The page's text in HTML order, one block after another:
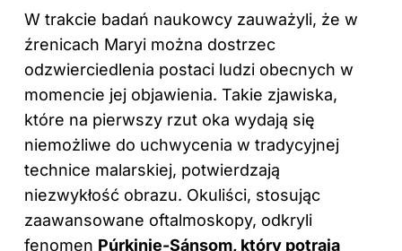
W trakcie badań naukowcy zauważyli, że w
źrenicach Maryi można dostrzec
odzwierciedlenia postaci ludzi obecnych w
momencie jej objawienia. Takie zjawiska,
które na pierwszy rzut oka wydają się
niemożliwe do uchwycenia w tradycyjnej
technice malarskiej, potwierdzają
niezwykłość obrazu. Okuliści, stosując
zaawansowane oftalmoskopy, odkryli
fenomen Púrkinje-Sánsom, który potraja